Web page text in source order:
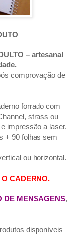
– artesanal
comprovação de
forrado com
strass ou
impressão a laser.
+ 90 folhas sem
ou horizontal.
CADERNO.
DE MENSAGENS,
disponíveis